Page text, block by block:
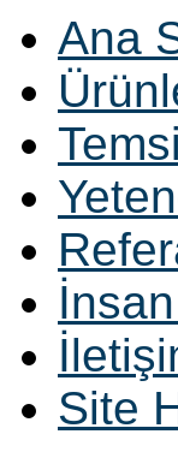
Ana
Site